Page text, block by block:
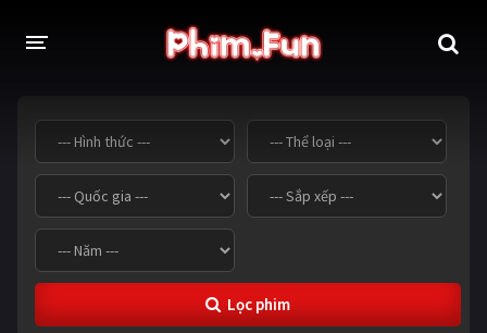
THỂ LOẠI
Thần thoại - Cổ trang Hành động
Tâm lý Chiến tranh
Võ thuật - Kiếm hiệp
Tội phạm - Hình sự
Lọc phim